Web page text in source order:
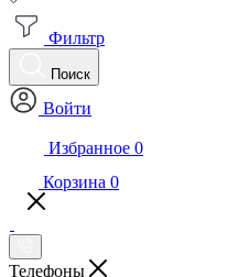
Фильтр
Поиск
Войти
Избранное 0
Корзина 0
Телефоны